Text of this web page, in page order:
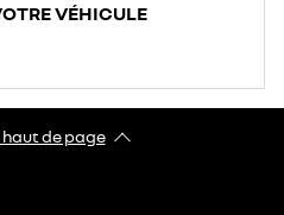
VÉHICULE
haut de page​